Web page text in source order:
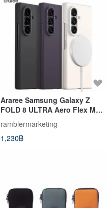
Araree Samsung Galaxy Z
FOLD 8 ULTRA Aero Flex M
Phone Case
ramblermarketing
1,230฿